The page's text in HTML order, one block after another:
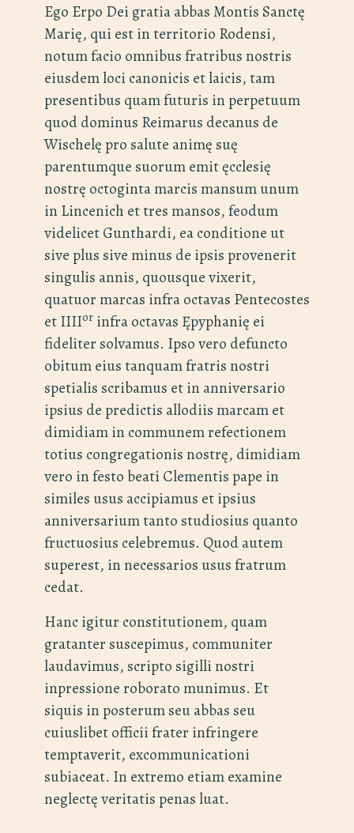
Ego Erpo Dei gratia abbas Montis Sanctę
Marię, qui est in territorio Rodensi,
notum facio omnibus fratribus nostris
eiusdem loci canonicis et laicis, tam
presentibus quam futuris in perpetuum
quod dominus Reimarus decanus de
Wischelę pro salute animę suę
parentumque suorum emit ęcclesię
nostrę octoginta marcis mansum unum
in Lincenich et tres mansos, feodum
videlicet Gunthardi, ea conditione ut
sive plus sive minus de ipsis provenerit
singulis annis, quousque vixerit,
quatuor marcas infra octavas Pentecostes
et IIIIor infra octavas Ępyphanię ei
fideliter solvamus. Ipso vero defuncto
obitum eius tanquam fratris nostri
spetialis scribamus et in anniversario
ipsius de predictis allodiis marcam et
dimidiam in communem refectionem
totius congregationis nostrę, dimidiam
vero in festo beati Clementis pape in
similes usus accipiamus et ipsius
anniversarium tanto studiosius quanto
fructuosius celebremus. Quod autem
superest, in necessarios usus fratrum
cedat.
Hanc igitur constitutionem, quam
gratanter suscepimus, communiter
laudavimus, scripto sigilli nostri
inpressione roborato munimus. Et
siquis in posterum seu abbas seu
cuiuslibet officii frater infringere
temptaverit, excommunicationi
subiaceat. In extremo etiam examine
neglectę veritatis penas luat.